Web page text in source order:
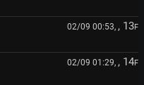
02/09 00:53, , 13F
02/09 01:29, , 14F